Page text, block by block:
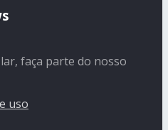
faça parte do nosso
uso